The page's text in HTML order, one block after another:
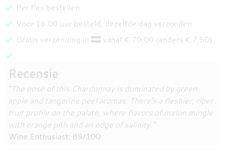
Per fles bestellen
Voor 16:00 uur besteld, dezelfde dag verzonden
Gratis verzending in
vanaf € 70,00 (anders € 7,50)
Recensie
"The nose of this Chardonnay is dominated by green
apple and tangerine peel aromas. There's a fleshier, riper
fruit profile on the palate, where flavors of melon mingle
with orange pith and an edge of salinity."
Wine Enthusiast: 89/100